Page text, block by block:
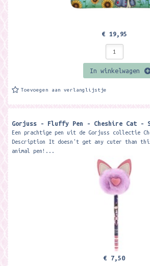
€ 19,95
In winkelwagen
Toevoegen aan verlanglijstje
Gorjuss - Fluffy Pen - Cheshire Cat -
Een prachtige pen uit de Gorjuss collectie
Description It doesn't get any cuter than
animal pen!...
€ 7,50